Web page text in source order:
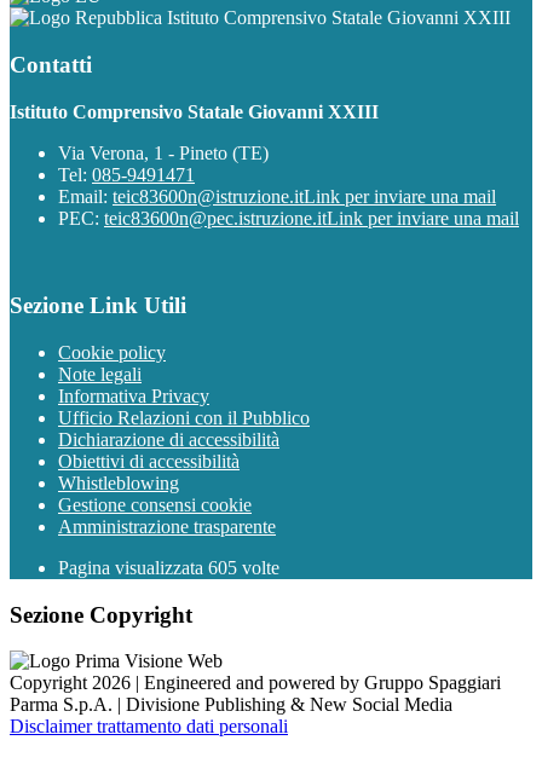
Istituto Comprensivo Statale Giovanni XXIII
Contatti
Istituto Comprensivo Statale Giovanni XXIII
Via Verona, 1 - Pineto (TE)
Tel: 085-9491471
Email: teic83600n@istruzione.itLink per inviare una mail
PEC: teic83600n@pec.istruzione.itLink per inviare una mail
Sezione Link Utili
Cookie policy
Note legali
Informativa Privacy
Ufficio Relazioni con il Pubblico
Dichiarazione di accessibilità
Obiettivi di accessibilità
Whistleblowing
Gestione consensi cookie
Amministrazione trasparente
Pagina visualizzata 605 volte
Sezione Copyright
Copyright 2026 | Engineered and powered by Gruppo Spaggiari
Parma S.p.A. | Divisione Publishing & New Social Media
Disclaimer trattamento dati personali